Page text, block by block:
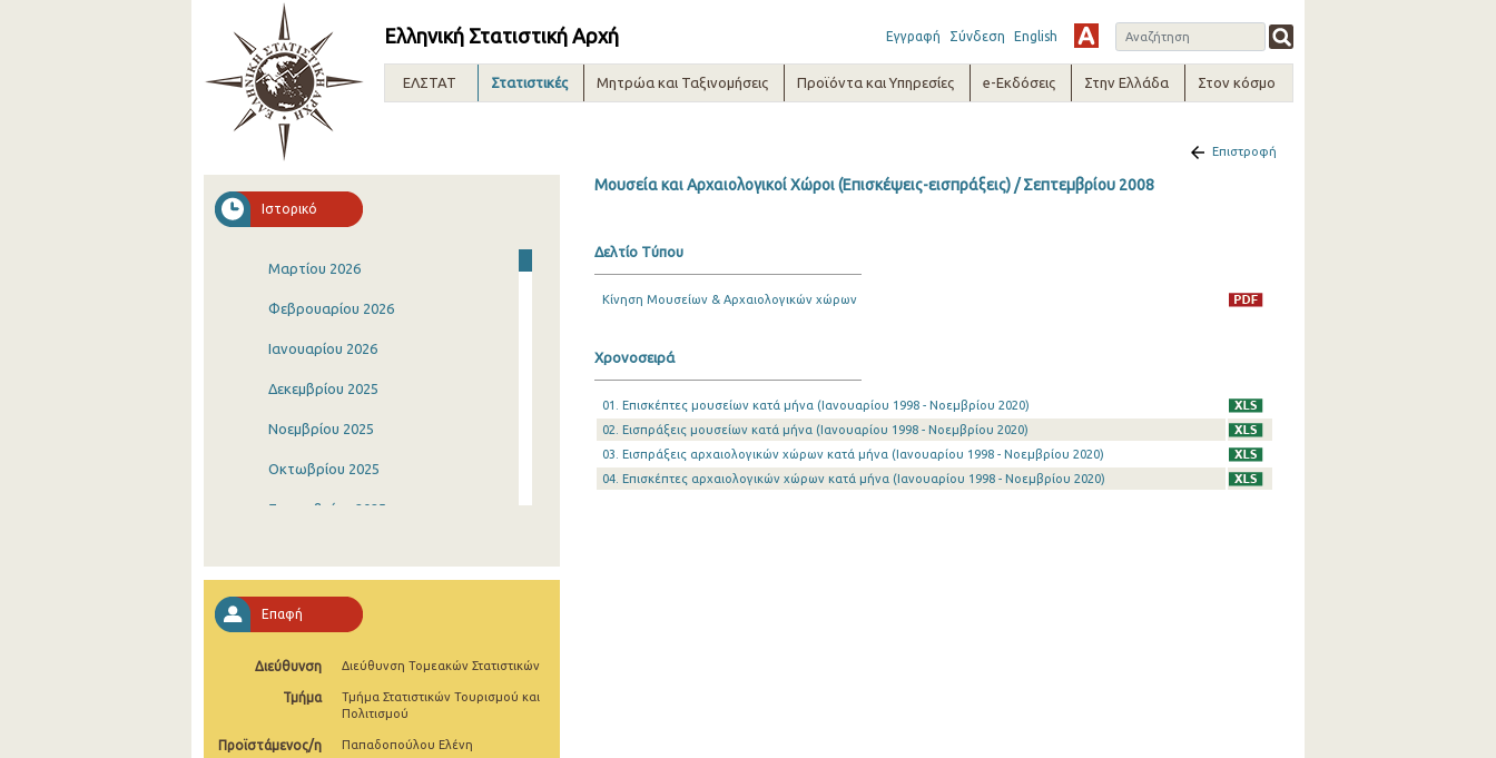
Ελληνική Στατιστική Αρχή Εγγραφή Σύνδεση English
ΕΛΣΤΑΤ Στατιστικές Μητρώα και Ταξινομήσεις Προϊόντα και Υπηρεσίες e-Εκδόσεις Στην Ελλάδα Στον κόσμο
Ιστορικό
Μαρτίου 2026
Φεβρουαρίου 2026
Ιανουαρίου 2026
Δεκεμβρίου 2025
Νοεμβρίου 2025
Οκτωβρίου 2025
Σεπτεμβρίου 2025
Ιουνίου 2025
Μαΐου 2025
Απριλίου 2025
Μαρτίου 2025
Επαφή
Διεύθυνση Διεύθυνση Τομεακών Στατιστικών
Τμήμα
Τμήμα Στατιστικών Τουρισμού και
Πολιτισμού
Προϊστάμενος/η Παπαδοπούλου Ελένη
Επιστροφή
Μουσεία και Αρχαιολογικοί Χώροι (Επισκέψεις-εισπράξεις) / Σεπτεμβρίου 2008
Δελτίο Τύπου
Κίνηση Μουσείων & Αρχαιολογικών χώρων
Χρονοσειρά
01. Επισκέπτες μουσείων κατά μήνα (Ιανουαρίου 1998 - Νοεμβρίου 2020)
02. Εισπράξεις μουσείων κατά μήνα (Ιανουαρίου 1998 - Νοεμβρίου 2020)
03. Εισπράξεις αρχαιολογικών χώρων κατά μήνα (Ιανουαρίου 1998 - Νοεμβρίου 2020)
04. Επισκέπτες αρχαιολογικών χώρων κατά μήνα (Ιανουαρίου 1998 - Νοεμβρίου 2020)